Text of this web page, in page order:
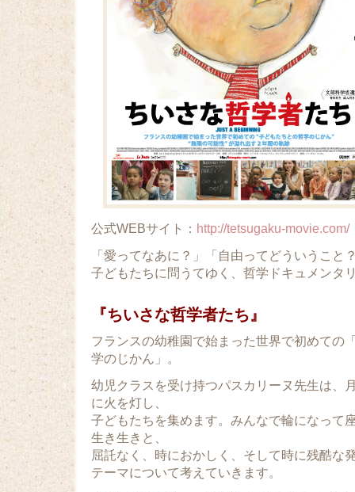
公式WEBサイト： http://tetsugaku-movie.com/
「愛ってなあに？」「自由ってどういうこと
子どもたちに問うてゆく、哲学ドキュメンタ
『ちいさな哲学者たち』
フランスの幼稚園で始まった世界で初めての
学のじかん」。
幼児クラスを受け持つパスカリーヌ先生は、
に火を灯し、
子どもたちを集めます。みんなで輪になって
生き生きと、
屈託なく、時におかしく、そして時に残酷な
テーマについて考えていきます。